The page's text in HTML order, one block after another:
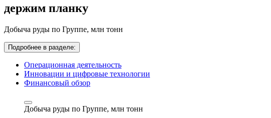
держим планку
Добыча руды по Группе, млн тонн
Подробнее в разделе:
Операционная деятельность
Инновации и цифровые технологии
Финансовый обзор
Добыча руды по Группе, млн тонн